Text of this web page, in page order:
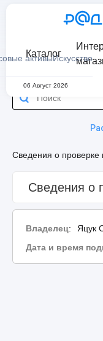
активыИскусство
Каталог
06 Август 2026
Сведения о проверке
Сведения о
Владелец:
Яцук
Дата и время